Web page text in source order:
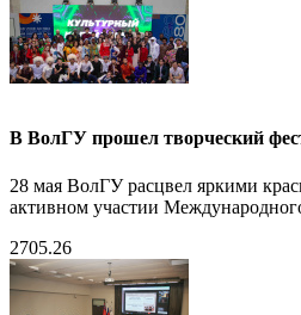
В ВолГУ прошел творческий
28 мая ВолГУ расцвел яркими
активном участии
2705.26